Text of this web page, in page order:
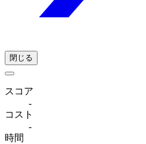
閉じる
スコア
-
コスト
-
時間